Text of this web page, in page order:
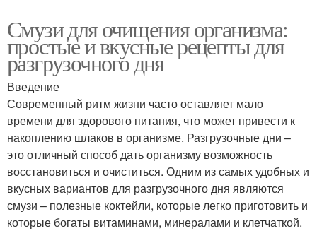
Смузи для очищения организма:
простые и вкусные рецепты для
разгрузочного дня
Введение
Современный ритм жизни часто оставляет мало
времени для здорового питания, что может привести к
накоплению шлаков в организме. Разгрузочные дни –
это отличный способ дать организму возможность
восстановиться и очиститься. Одним из самых удобных и
вкусных вариантов для разгрузочного дня являются
смузи – полезные коктейли, которые легко приготовить и
которые богаты витаминами, минералами и клетчаткой.